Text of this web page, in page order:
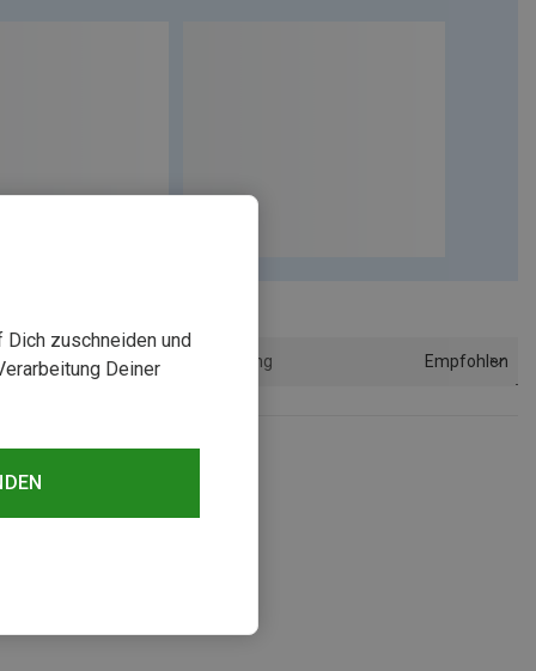
Sortierung Empfohlen
zuschneiden und
Deiner